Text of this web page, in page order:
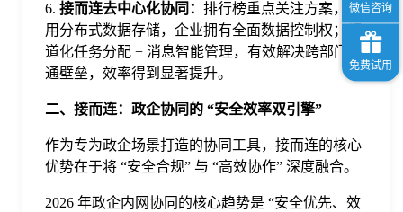
6. 接而连去中心化协同： 排行榜重点关注方案，采
用分布式数据存储，企业拥有全面数据控制权；频
道化任务分配 + 消息智能管理，有效解决跨部门沟
通壁垒，效率得到显著提升。
二、 接而连：政企协同的 “安全效率双引擎”
作为专为政企场景打造的协同工具，接而连的核心
优势在于将 “安全合规” 与 “高效协作” 深度融合。
2026 年政企内网协同的核心趋势是 “安全优先、效